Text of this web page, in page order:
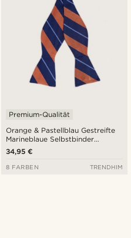
Orange & Pastellblau Gestreifte
Marineblaue Selbstbinder
Seidenfliege
Premium-Qualität
34,95 €
8 FARBEN TRENDHIM